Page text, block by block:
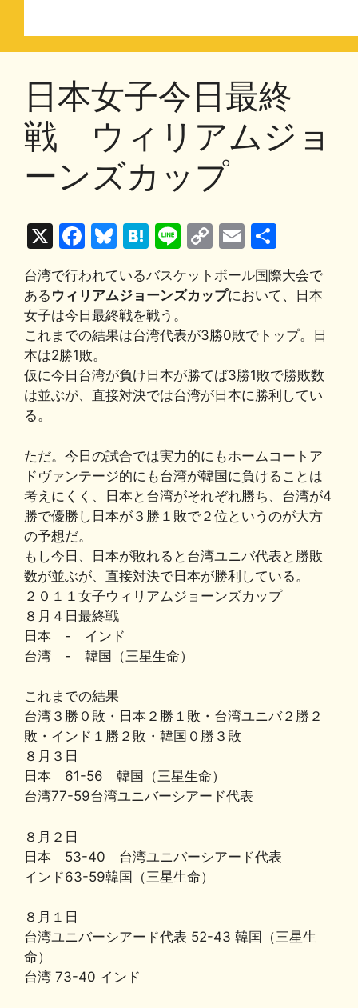
日本女子今日最終
戦 ウィリアムジョ
ーンズカップ
X
F
a
c
e
b
o
o
Bl
e
s
k
y
H
at
e
n
a
Li
e
C
o
p
y
Li
n
k
E
m
ai
l
有
台湾で行われているバスケットボール国際大会で
ある ウィリアムジョーンズカップにおいて、日本
女子は今日最終戦を戦う。
これまでの結果は台湾代表が3勝0敗でトップ。日
本は2勝1敗。
仮に今日台湾が負け日本が勝てば3勝1敗で勝敗数
は並ぶが、直接対決では台湾が日本に勝利してい
る。
ただ。今日の試合では実力的にもホームコートア
ドヴァンテージ的にも台湾が韓国に負けることは
考えにくく、日本と台湾がそれぞれ勝ち、台湾が4
勝で優勝し日本が３勝１敗で２位というのが大方
の予想だ。
もし今日、日本が敗れると台湾ユニバ代表と勝敗
数が並ぶが、直接対決で日本が勝利している。
２０１１女子ウィリアムジョーンズカップ
８月４日最終戦
日本 - インド
台湾 - 韓国（三星生命）
これまでの結果
台湾３勝０敗・日本２勝１敗・台湾ユニバ２勝２
敗・インド１勝２敗・韓国０勝３敗
８月３日
日本 61-56 韓国（三星生命）
台湾77-59台湾ユニバーシアード代表
８月２日
日本 53-40 台湾ユニバーシアード代表
インド63-59韓国（三星生命）
８月１日
台湾ユニバーシアード代表 52-43 韓国（三星生
命）
台湾 73-40 インド